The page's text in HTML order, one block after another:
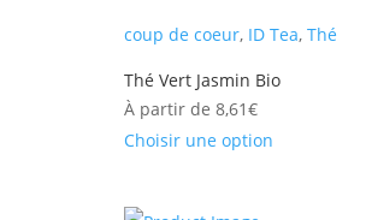
coup de coeur, ID Tea,Thé
Thé Vert Jasmin Bio
À partir de8,61€
Choisir une option